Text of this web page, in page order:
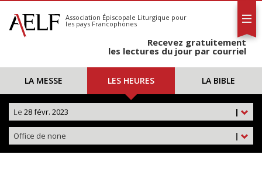
S'abonner
Calendrier
Association Épiscopale Liturgique pour
les pays Francophones
Recevez gratuitement
les lectures du jour par courriel
LA MESSE LES HEURES LA BIBLE
|
Le 28 févr. 2023
|
Office de none